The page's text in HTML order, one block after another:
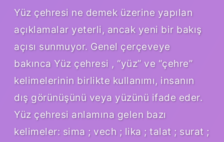
Yüz çehresi ne demek üzerine yapılan
açıklamalar yeterli, ancak yeni bir bakış
açısı sunmuyor. Genel çerçeveye
bakınca Yüz çehresi , “yüz” ve “çehre”
kelimelerinin birlikte kullanımı, insanın
dış görünüşünü veya yüzünü ifade eder.
Yüz çehresi anlamına gelen bazı
kelimeler: sima ; vech ; lika ; talat ; surat ;